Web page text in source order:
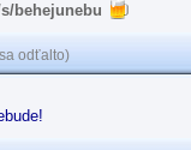
behejunebu
odťalto)